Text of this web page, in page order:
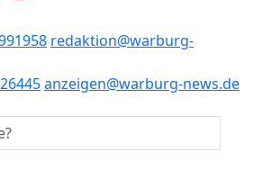
redaktion@warburg-
anzeigen@warburg-news.de